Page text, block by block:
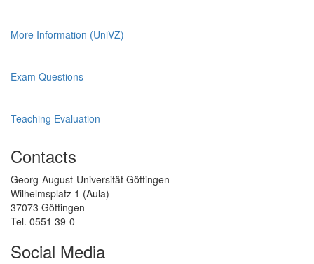
More Information (UniVZ)
Exam Questions
Teaching Evaluation
Contacts
Georg-August-Universität Göttingen
Wilhelmsplatz 1 (Aula)
37073 Göttingen
Tel. 0551 39-0
Social Media